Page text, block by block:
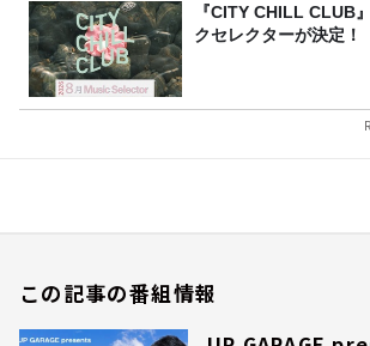
『CITY CHILL CLUB
クセレクターが決定！
この記事の番組情報